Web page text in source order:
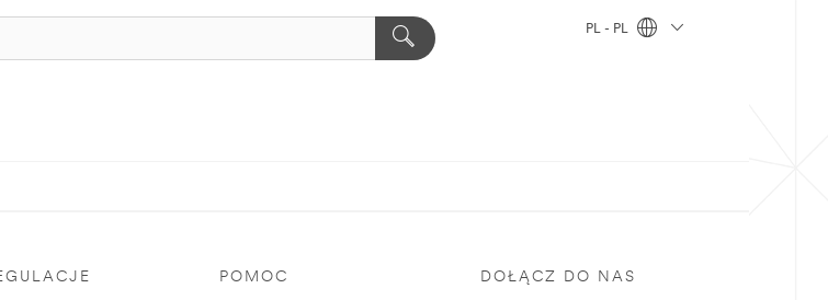
PL - PL
POMOC DOŁĄCZ DO NAS